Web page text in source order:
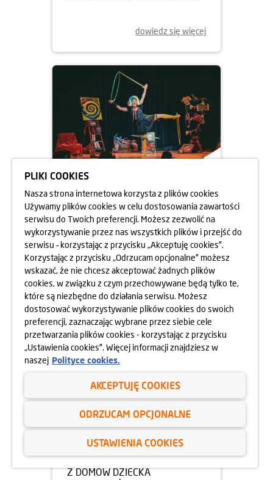
dowiedz się więcej
14.07.2025
CYRKOPOLE, CZYLI TRZY
CYRKOWE DNI NA PSIM POLU
dowiedz się więcej
03.07.2025
X MISTRZOSTWA ŚWIATA DZIECI
Z DOMÓW DZIECKA
PLIKI COOKIES
Nasza strona internetowa korzysta z plików cookies
Używamy plików cookies w celu dostosowania zawartości
serwisu do Twoich preferencji. Możesz zezwolić na
wykorzystywanie przez nas wszystkich plików i przejść do
serwisu – korzystając z przycisku „Akceptuję cookies”.
Korzystając z przycisku „Odrzucam opcjonalne” możesz
wskazać, że nie chcesz akceptować żadnych plików
cookies, w związku z czym przechowywane będą tylko te,
które są niezbędne do działania serwisu. Możesz
dostosować wykorzystywanie plików cookies do swoich
preferencji, zaznaczając wybrane przez siebie cele
przetwarzania plików cookies - korzystając z przycisku
„Ustawienia cookies”. Więcej informacji znajdziesz w
naszej Polityce cookies.
AKCEPTUJĘ COOKIES
ODRZUCAM OPCJONALNE
USTAWIENIA COOKIES